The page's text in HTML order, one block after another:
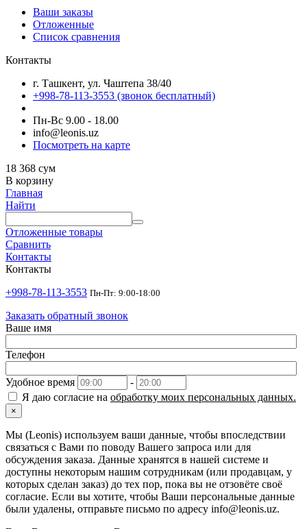
Ваши заказы
Отложенные
Список сравнения
Контакты
г. Ташкент, ул. Чаштепа 38/40
+998-78-113-3553 (звонок бесплатный)
Пн-Вс 9.00 - 18.00
info@leonis.uz
Посмотреть на карте
18 368 сум
В корзину
Главная
Найти
Отложенные товары
Сравнить
Контакты
Контакты
+998-78-113-3553 Пн-Пт: 9:00-18:00
Заказать обратный звонок
Ваше имя
Телефон
Удобное время
-
Я даю согласие на обработку моих персональных данных.
×
Мы (Leonis) используем ваши данные, чтобы впоследствии
связаться с Вами по поводу Вашего запроса или для
обсуждения заказа. Данные хранятся в нашей системе и
доступны некоторым нашим сотрудникам (или продавцам, у
которых сделан заказ) до тех пор, пока вы не отзовёте своё
согласие. Если вы хотите, чтобы Ваши персональные данные
были удалены, отправьте письмо по адресу info@leonis.uz.